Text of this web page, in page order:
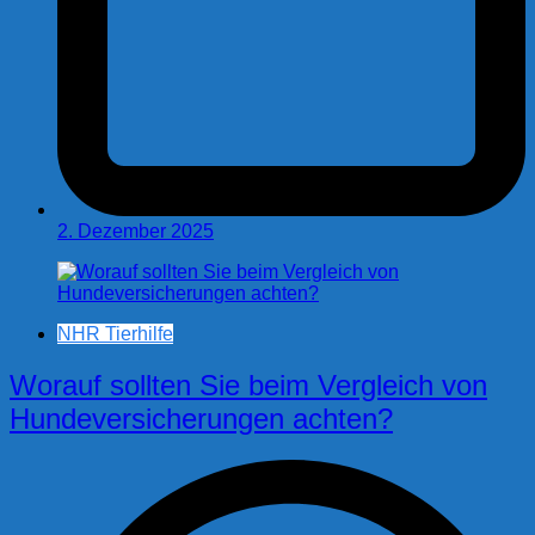
2. Dezember 2025
NHR Tierhilfe
Worauf sollten Sie beim Vergleich von
Hundeversicherungen achten?